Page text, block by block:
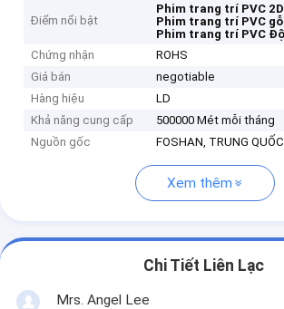
Điểm nổi bật
Phim trang trí PVC 2D
Phim trang trí PVC
Phim trang trí PVC
Chứng nhận
ROHS
Giá bán
negotiable
Hàng hiệu
LD
Khả năng cung cấp
500000 Mét mỗi tháng
Nguồn gốc
FOSHAN, TRUNG QUỐC
Xem thêm
Chi Tiết Liên Lạc
Mrs. Angel Lee